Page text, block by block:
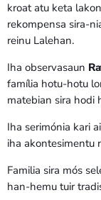
kroat atu keta
rekompensa sira-
reinu Lalehan.
Iha observasaun
família hotu-hotu
matebian sira hodi
Iha serimónia kari
iha akontesimentu
Familia sira mós
han-hemu tuir